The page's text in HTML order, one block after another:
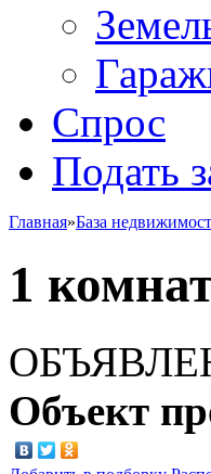
Спрос
Подать
Главная»База
1
Объект